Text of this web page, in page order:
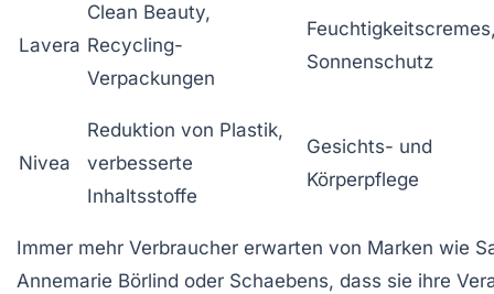
Lavera
Clean Beauty,
Recycling-
Verpackungen
Sonnenschutz
Nivea
Reduktion von Plastik,
verbesserte
Inhaltsstoffe
Gesichts- und
Körperpflege
Immer mehr Verbraucher erwarten von Marken wie
Annemarie Börlind oder Schaebens, dass sie ihre